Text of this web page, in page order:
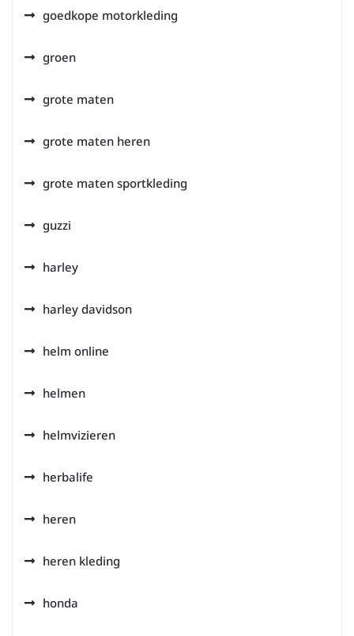
goedkope motorkleding
groen
grote maten
grote maten heren
grote maten sportkleding
guzzi
harley
harley davidson
helm online
helmen
helmvizieren
herbalife
heren
heren kleding
honda